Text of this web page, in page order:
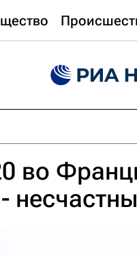
во